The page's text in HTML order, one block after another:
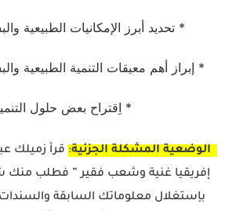
* تحديد أبرز الإمكانيات الطبيعية
* إبراز أهم معيقات التنمية الطبيعية
* اِقتراح بعض حلول
الوضعية المشكلة الجزئية: قرأ زميلك
إفريقيا غنية وشعب فقير ” فطلب منك
باِستغلال معلوماتك السابقة والسندات